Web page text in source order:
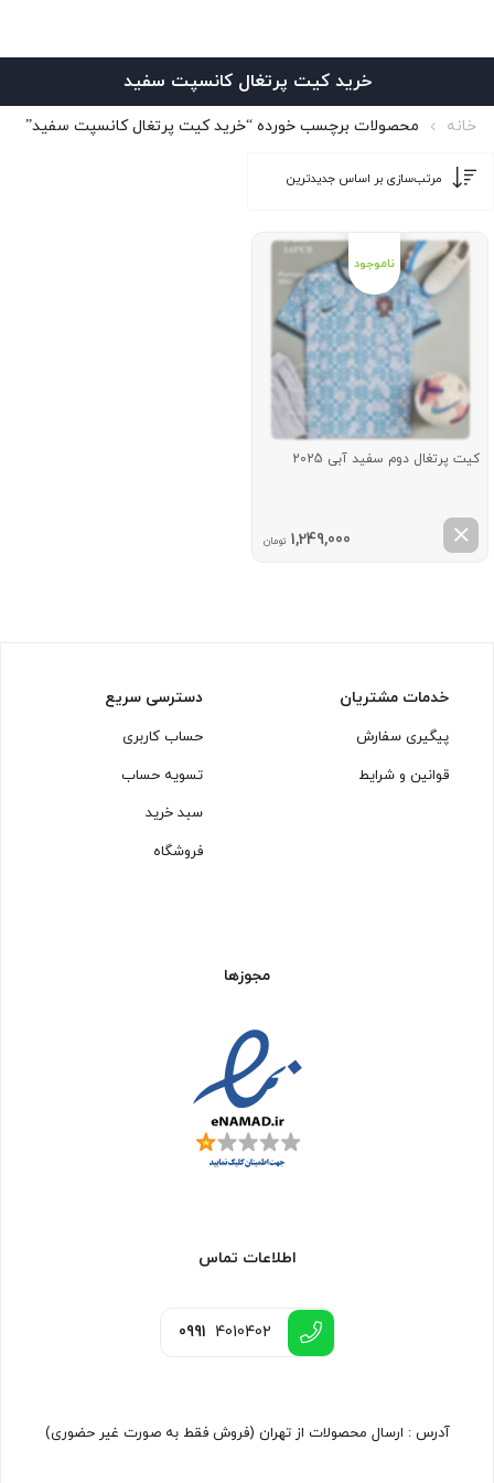
خرید کیت پرتغال کانسپت سفید
خانه محصولات برچسب خورده “خرید کیت پرتغال کانسپت سفید”
کیت پرتغال دوم سفید آبی 2025
1,249,000 تومان
خدمات مشتریان
پیگیری سفارش
قوانین و شرایط
دسترسی سریع
حساب کاربری
تسویه حساب
سبد خرید
فروشگاه
مجوزها
اطلاعات تماس
0991 4010402
آدرس : ارسال محصولات از تهران (فروش فقط به صورت غیر حضوری)